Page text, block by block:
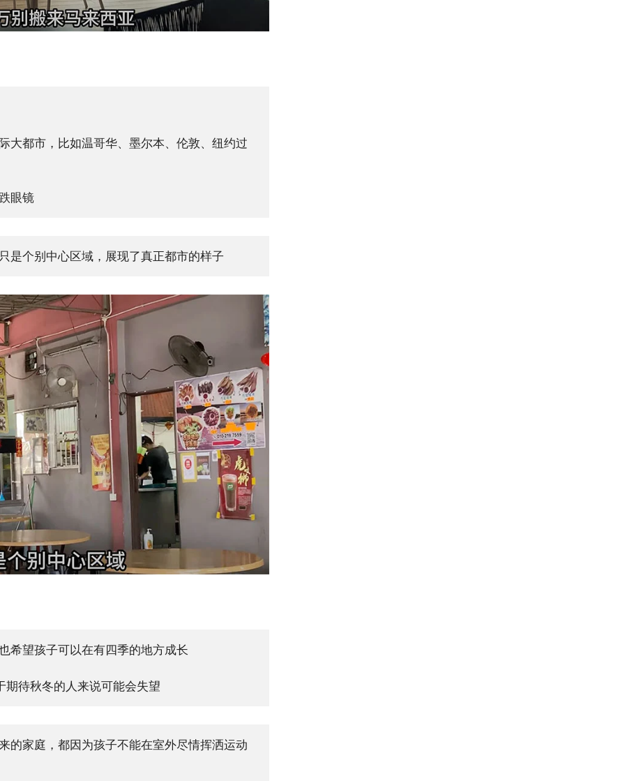
大都市，比如温哥华、墨尔本、伦敦、纽约过
眼镜
是个别中心区域，展现了真正都市的样子
希望孩子可以在有四季的地方成长
期待秋冬的人来说可能会失望
的家庭，都因为孩子不能在室外尽情挥洒运动